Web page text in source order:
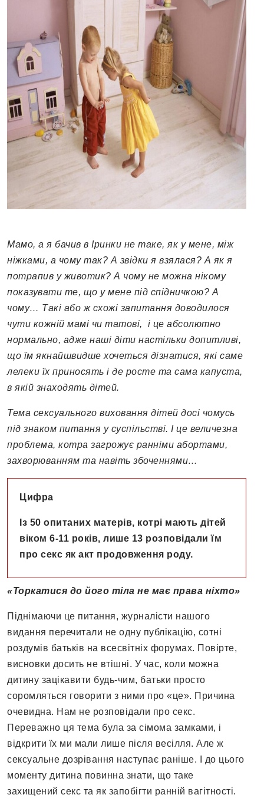
Мамо, а я бачив в Іринки не таке, як у мене, між
ніжками, а чому так? А звідки я взялася? А як я
потрапив у животик? А чому не можна нікому
показувати те, що у мене під спідничкою? А
чому… Такі або ж схожі запитання доводилося
чути кожній мамі чи татові, і це абсолютно
нормально, адже наші діти настільки допитливі,
що їм якнайшвидше хочеться дізнатися, які саме
лелеки їх приносять і де росте та сама капуста,
в якій знаходять дітей.
Тема сексуального виховання дітей досі чомусь
під знаком питання у суспільстві. І це величезна
проблема, котра загрожує ранніми абортами,
захворюванням та навіть збоченнями…
Цифра
Із 50 опитаних матерів, котрі мають дітей
віком 6-11 років, лише 13 розповідали їм
про секс як акт продовження роду.
«Торкатися до його тіла не має права ніхто»
Піднімаючи це питання, журналісти нашого
видання перечитали не одну публікацію, сотні
роздумів батьків на всесвітніх форумах. Повірте,
висновки досить не втішні. У час, коли можна
дитину зацікавити будь-чим, батьки просто
соромляться говорити з ними про «це». Причина
очевидна. Нам не розповідали про секс.
Переважно ця тема була за сімома замками, і
відкрити їх ми мали лише після весілля. Але ж
сексуальне дозрівання наступає раніше. І до цього
моменту дитина повинна знати, що таке
захищений секс та як запобігти ранній вагітності.